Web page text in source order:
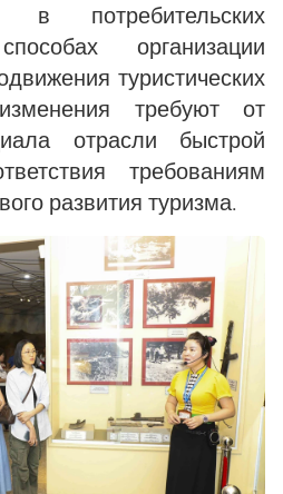
потребительских
организации
туристических
требуют от
отрасли быстрой
требованиям
развития туризма.